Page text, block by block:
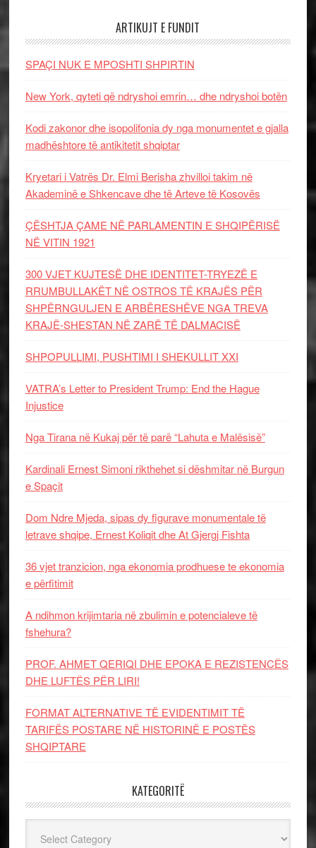
ARTIKUJT E FUNDIT
SPAÇI NUK E MPOSHTI SHPIRTIN
New York, qyteti që ndryshoi emrin… dhe ndryshoi botën
Kodi zakonor dhe isopolifonia dy nga monumentet e gjalla
madhështore të antikitetit shqiptar
Kryetari i Vatrës Dr. Elmi Berisha zhvilloi takim në
Akademinë e Shkencave dhe të Arteve të Kosovës
ÇËSHTJA ÇAME NË PARLAMENTIN E SHQIPËRISË
NË VITIN 1921
300 VJET KUJTESË DHE IDENTITET-TRYEZË E
RRUMBULLAKËT NË OSTROS TË KRAJËS PËR
SHPËRNGULJEN E ARBËRESHËVE NGA TREVA
KRAJË-SHESTAN NË ZARË TË DALMACISË
SHPOPULLIMI, PUSHTIMI I SHEKULLIT XXI
VATRA’s Letter to President Trump: End the Hague
Injustice
Nga Tirana në Kukaj për të parë “Lahuta e Malësisë”
Kardinali Ernest Simoni rikthehet si dëshmitar në Burgun
e Spaçit
Dom Ndre Mjeda, sipas dy figurave monumentale të
letrave shqipe, Ernest Koliqit dhe At Gjergj Fishta
36 vjet tranzicion, nga ekonomia prodhuese te ekonomia
e përfitimit
A ndihmon krijimtaria në zbulimin e potencialeve të
fshehura?
PROF. AHMET QERIQI DHE EPOKA E REZISTENCЁS
DHE LUFTЁS PЁR LIRI!
FORMAT ALTERNATIVE TË EVIDENTIMIT TË
TARIFËS POSTARE NË HISTORINË E POSTËS
SHQIPTARE
KATEGORITË